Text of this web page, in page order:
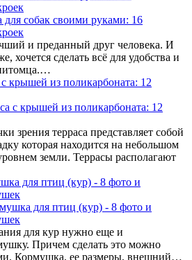
и преданный друг человека. И
хочется сделать всё для удобства и
крышей из поликарбоната: 12
зрения терраса представляет собой
которая находится на небольшом
земли. Террасы располагают
для птиц (кур) - 8 фото и
для кур нужно еще и
Причем сделать это можно
Кормушка, ее размеры, внешний…